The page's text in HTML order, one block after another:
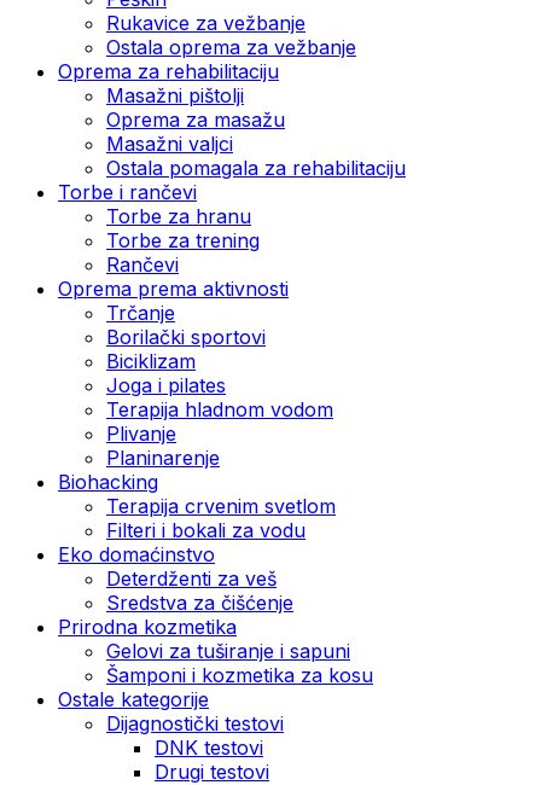
Rukavice za vežbanje
Ostala oprema za vežbanje
Oprema za rehabilitaciju
Masažni pištolji
Oprema za masažu
Masažni valjci
Ostala pomagala za rehabilitaciju
Torbe i rančevi
Torbe za hranu
Torbe za trening
Rančevi
Oprema prema aktivnosti
Trčanje
Borilački sportovi
Biciklizam
Joga i pilates
Terapija hladnom vodom
Plivanje
Planinarenje
Biohacking
Terapija crvenim svetlom
Filteri i bokali za vodu
Eko domaćinstvo
Deterdženti za veš
Sredstva za čišćenje
Prirodna kozmetika
Gelovi za tuširanje i sapuni
Šamponi i kozmetika za kosu
Ostale kategorije
Dijagnostički testovi
DNK testovi
Drugi testovi